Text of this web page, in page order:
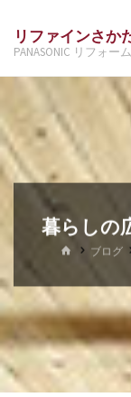
へ
ス
キ
リファインさか
PANASONIC リフォー
暮らしの
ホ ブログ